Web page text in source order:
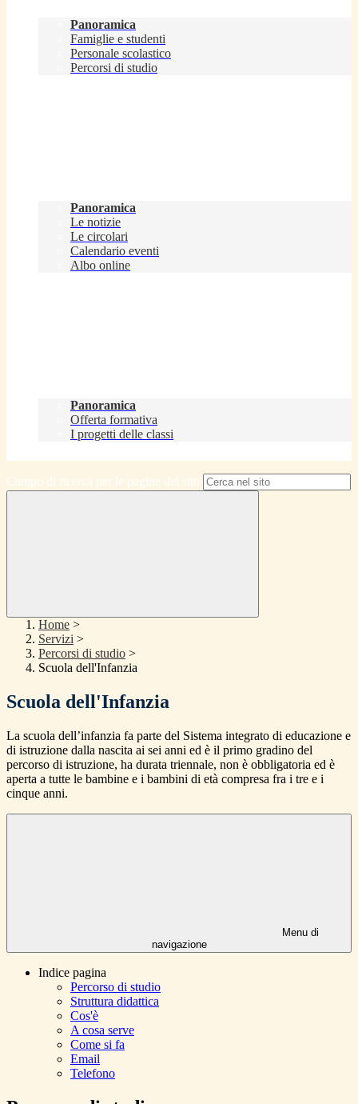
Panoramica
Famiglie e studenti
Personale scolastico
Percorsi di studio
Panoramica
Le notizie
Le circolari
Calendario eventi
Albo online
Panoramica
Offerta formativa
I progetti delle classi
Campo di ricerca per le pagine del sito
Home >
Servizi >
Percorsi di studio >
Scuola dell'Infanzia
Scuola dell'Infanzia
La scuola dell’infanzia fa parte del Sistema integrato di educazione e
di istruzione dalla nascita ai sei anni ed è il primo gradino del
percorso di istruzione, ha durata triennale, non è obbligatoria ed è
aperta a tutte le bambine e i bambini di età compresa fra i tre e i
cinque anni.
Menu di
navigazione
Indice pagina
Percorso di studio
Struttura didattica
Cos'è
A cosa serve
Come si fa
Email
Telefono